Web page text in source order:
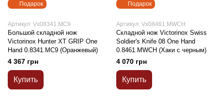
Подарок
Артикул: Vx08341.MC9
Большой складной нож
Victorinox Hunter XT GRIP One
Hand 0.8341.MC9 (Оранжевый)
4 367 грн
Купить
Подарок
Артикул: Vx08461.MWCH
Складной нож Victorinox Swiss
Soldier's Knife 08 One Hand
0.8461.MWCH (Хаки с черным)
4 070 грн
Купить